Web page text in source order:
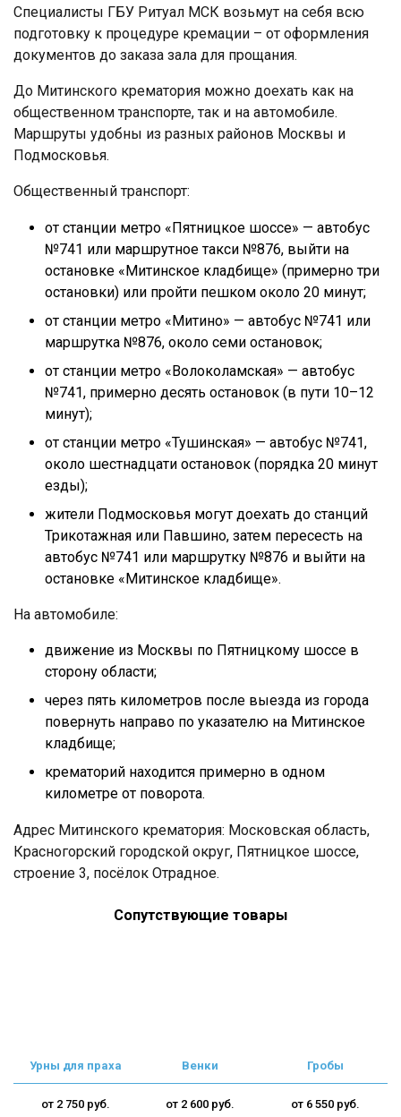
Специалисты ГБУ Ритуал МСК возьмут на себя всю
подготовку к процедуре кремации – от оформления
документов до заказа зала для прощания.
До Митинского крематория можно доехать как на
общественном транспорте, так и на автомобиле.
Маршруты удобны из разных районов Москвы и
Подмосковья.
Общественный транспорт:
от станции метро «Пятницкое шоссе» — автобус
№741 или маршрутное такси №876, выйти на
остановке «Митинское кладбище» (примерно три
остановки) или пройти пешком около 20 минут;
от станции метро «Митино» — автобус №741 или
маршрутка №876, около семи остановок;
от станции метро «Волоколамская» — автобус
№741, примерно десять остановок (в пути 10–12
минут);
от станции метро «Тушинская» — автобус №741,
около шестнадцати остановок (порядка 20 минут
езды);
жители Подмосковья могут доехать до станций
Трикотажная или Павшино, затем пересесть на
автобус №741 или маршрутку №876 и выйти на
остановке «Митинское кладбище».
На автомобиле:
движение из Москвы по Пятницкому шоссе в
сторону области;
через пять километров после выезда из города
повернуть направо по указателю на Митинское
кладбище;
крематорий находится примерно в одном
километре от поворота.
Адрес Митинского крематория: Московская область,
Красногорский городской округ, Пятницкое шоссе,
строение 3, посёлок Отрадное.
Сопутствующие товары
Урны для праха
от 2 750 руб.
Венки
от 2 600 руб.
Гробы
от 6 550 руб.